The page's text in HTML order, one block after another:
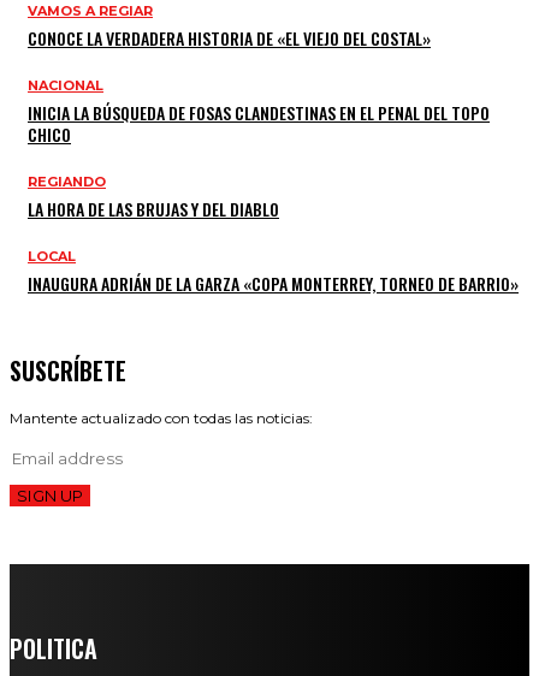
VAMOS A REGIAR
CONOCE LA VERDADERA HISTORIA DE «EL VIEJO DEL COSTAL»
NACIONAL
INICIA LA BÚSQUEDA DE FOSAS CLANDESTINAS EN EL PENAL DEL TOPO
CHICO
REGIANDO
LA HORA DE LAS BRUJAS Y DEL DIABLO
LOCAL
INAUGURA ADRIÁN DE LA GARZA «COPA MONTERREY, TORNEO DE BARRIO»
SUSCRÍBETE
Mantente actualizado con todas las noticias:
SIGN UP
POLITICA